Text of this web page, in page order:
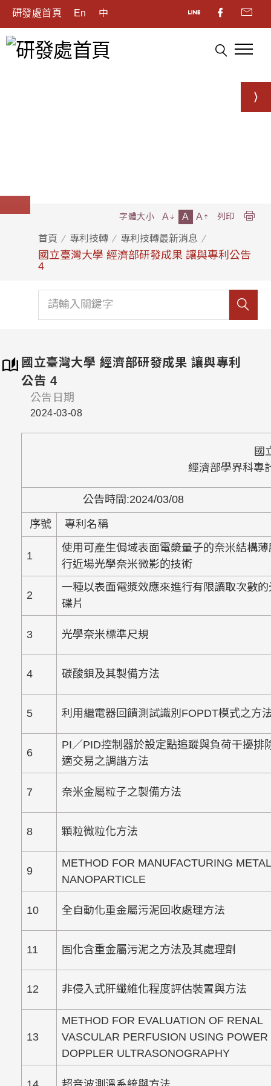
研發處首頁 En 中
首頁 專利技轉 專利技轉最新消息
國立臺灣大學 經濟部研發成果 讓與專利公告
4
字體大小 A A A 列印
國立臺灣大學 經濟部研發成果 讓與專利
公告 4
公告日期
2024-03-08
國
經濟部學界科專
公告時間 :2024/03/
序號 專利名稱
1
使用可產生侷域表面電漿量子的奈米結構
行近場光學奈米微影的技術
2
一種以表面電漿效應來進行有限讀取次數
碟片
3 光學奈米標準尺規
4 碳酸鋇及其製備方法
5 利用繼電器回饋測試識別 FOPDT模式之方
6
PI／PID控制器於設定點追蹤與負荷干擾排
適交易之調諧方法
7 奈米金屬粒子之製備方法
8 顆粒微粒化方法
9
METHOD FOR MANUFACTURING METAL
NANOPARTICLE
10 全自動化重金屬污泥回收處理方法
11 固化含重金屬污泥之方法及其處理劑
12 非侵入式肝纖維化程度評估裝置與方法
13
METHOD FOR EVALUATION OF RENAL
VASCULAR PERFUSION USING POWER
DOPPLER ULTRASONOGRAPHY